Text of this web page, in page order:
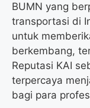
BUMN yang
transportasi di
untuk
berkembang,
Reputasi KAI
terpercaya
bagi para